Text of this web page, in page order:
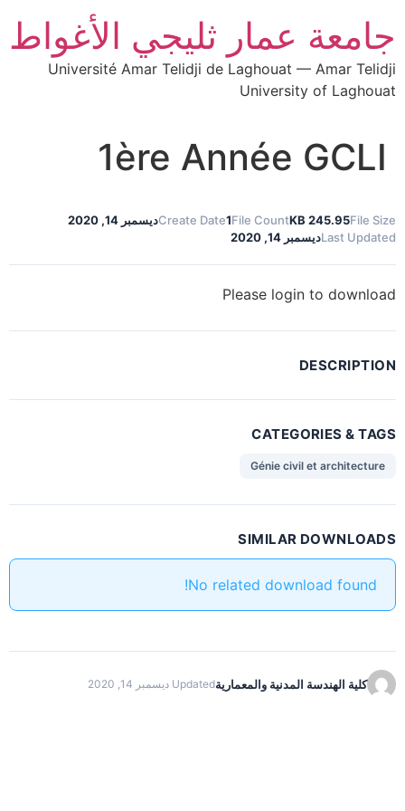
جامعة عمار ثليجي الأغواط
Université Amar Telidji de Laghouat — Amar Telidji
University of Laghouat
1ère Année GCLI
File Size
245.95 KB
File Count
1
Create Dateديسمبر 14, 2020
Last Updatedديسمبر 14, 2020
Please login to download
DESCRIPTION
CATEGORIES & TAGS
Génie civil et architecture
SIMILAR DOWNLOADS
No related download found!
كلية الهندسة المدنية والمعماريةUpdated ديسمبر 14, 2020